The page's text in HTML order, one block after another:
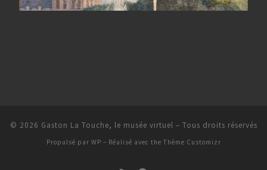
© 2026 Gaston La Touche, le musée virtuel – Tous droits réservés
Propulsé par WP – Réalisé avec the Thème Customizr